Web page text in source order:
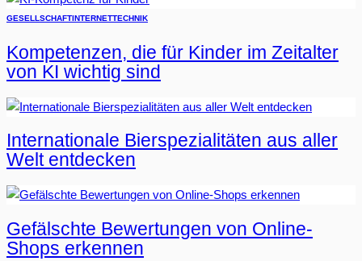
GESELLSCHAFTINTERNETTECHNIK
Kompetenzen, die für Kinder im Zeitalter
von KI wichtig sind
Internationale Bierspezialitäten aus aller
Welt entdecken
Gefälschte Bewertungen von Online-
Shops erkennen